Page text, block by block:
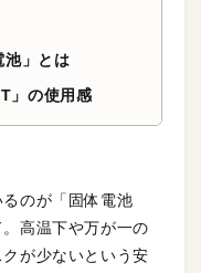
池」とは
」の使用感
のが「固体電池
。高温下や万が一の
が少ないという安